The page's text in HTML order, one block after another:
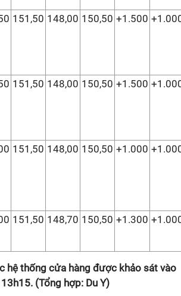
151,50 148,00 150,50 +1.500
151,50 148,00 150,50 +1.500
151,50 148,00 150,50 +1.000
151,50 148,70 150,50 +1.300
hệ thống cửa hàng được khảo sát vào
13h15. (Tổng hợp: Du Y)